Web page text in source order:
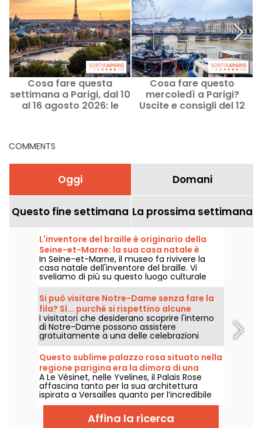
Cosa fare questa
settimana a Parigi, dal 10
al 16 agosto 2026: le
Cosa fare questo
mercoledì a Parigi?
Uscite e consigli del 12
COMMENTS
Oggi Domani
Questo fine settimana La prossima settimana
L'inventore del braille è originario della
Seine-et-Marne: la sua casa natale è
diventata un museo
In Seine-et-Marne, il museo fa rivivere la
casa natale dell'inventore del braille. Vi
sveliamo di più su questo luogo culturale
poco conosciuto e sulla storia di Louis Braille,
l'uomo che ha inventato il linguaggio che
porta ormai il suo nome.
Si può visitare Notre-Dame senza fare la
fila? Sì... purché si rispettino alcune
regole.
I visitatori che desiderano scoprire l'interno
di Notre-Dame possono assistere
gratuitamente a una delle celebrazioni
liturgiche che si tengono ogni giorno.
Un'opportunità aperta a tutti, a condizione di
venire prima di tutto per partecipare alla
celebrazione o di rispettarne pienamente lo
svolgimento. Vi spieghiamo cosa è
necessario sapere.
Questo sublime palazzo rosa situato nella
regione parigina era la dimora di una
marchesa eccentrica dell'epoca della
Belle Époque.
A Le Vésinet, nelle Yvelines, il Palais Rose
affascina tanto per la sua architettura
ispirata a Versailles quanto per l’incredibile
destino di una delle sue più celebri abitanti:
la marchesa Luisa Casati, figura eccentrica
della Belle Époque.Affina la ricerca